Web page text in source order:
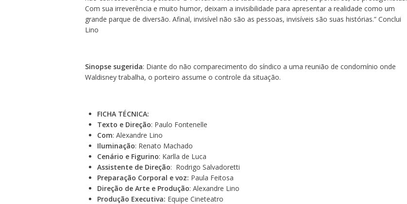
Com sua irreverência e muito humor, deixam a invisibilidade para apresentar a realidade como um
grande parque de diversão. Afinal, invisível não são as pessoas, invisíveis são suas histórias.” Conclui
Lino
Sinopse sugerida: Diante do não comparecimento do síndico a uma reunião de condomínio onde
Waldisney trabalha, o porteiro assume o controle da situação.
FICHA TÉCNICA:
Texto e Direção: Paulo Fontenelle
Com: Alexandre Lino
Iluminação: Renato Machado
Cenário e Figurino: Karlla de Luca
Assistente de Direção: Rodrigo Salvadoretti
Preparação Corporal e voz: Paula Feitosa
Direção de Arte e Produção: Alexandre Lino
Produção Executiva: Equipe Cineteatro